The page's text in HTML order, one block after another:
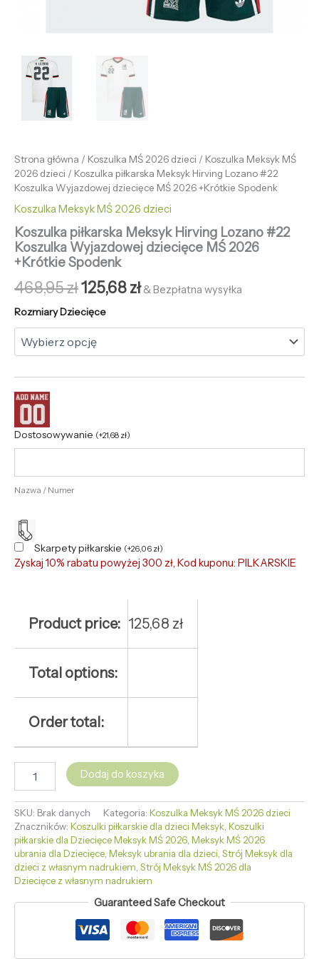
Strona główna / Koszulka MŚ 2026 dzieci / Koszulka Meksyk MŚ
2026 dzieci / Koszulka piłkarska Meksyk Hirving Lozano #22
Koszulka Wyjazdowej dziecięce MŚ 2026 +Krótkie Spodenk
Koszulka Meksyk MŚ 2026 dzieci
Koszulka piłkarska Meksyk Hirving Lozano #22
Koszulka Wyjazdowej dziecięce MŚ 2026
+Krótkie Spodenk
468,95zł125,68zł & Bezpłatna wysyłka
Rozmiary Dziecięce
Dostosowywanie (+21,68 zł)
Nazwa / Numer
Skarpety piłkarskie (+26,06 zł)
Zyskaj 10% rabatu powyżej 300 zł, Kod kuponu: PILKARSKIE
Product price: 125,68 zł
Total options:
Order total:
Dodaj do koszyka
SKU: Brak danych Kategoria: Koszulka Meksyk MŚ 2026 dzieci
Znaczników: Koszulki piłkarskie dla dzieci Meksyk, Koszulki
piłkarskie dla Dziecięce Meksyk MŚ 2026, Meksyk MŚ 2026
ubrania dla Dziecięce, Meksyk ubrania dla dzieci, Strój Meksyk dla
dzieci z własnym nadrukiem, Strój Meksyk MŚ 2026 dla
Dziecięce z własnym nadrukiem
Guaranteed Safe Checkout